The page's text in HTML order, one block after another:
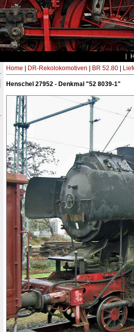
Home DR-Rekolokomotiven BR 52.80|
Henschel 27952 - Denkmal "52 8039-1"